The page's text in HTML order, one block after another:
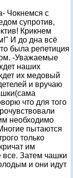
Чокнемся с
супротив,
Крикнем
И до дна всё
была репетиция
-Уважаемые
наших
их медовый
и вручаю
что для того
необходимо
пытаются
только
им
все. Затем чашки
и они идут